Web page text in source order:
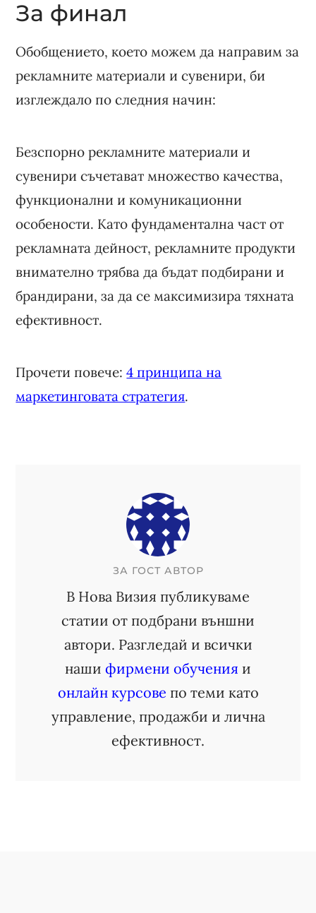
За финал
Обобщението, което можем да направим за
рекламните материали и сувенири, би
изглеждало по следния начин:
Безспорно рекламните материали и
сувенири съчетават множество качества,
функционални и комуникационни
особености. Като фундаментална част от
рекламната дейност, рекламните продукти
внимателно трябва да бъдат подбирани и
брандирани, за да се максимизира тяхната
ефективност.
Прочети повече:4 принципа на
маркетинговата стратегия.
ЗА ГОСТ АВТОР
В Нова Визия публикуваме
статии от подбрани външни
автори. Разгледай и всички
наши фирмени обучения и
онлайн курсове по теми като
управление, продажби и лична
ефективност.